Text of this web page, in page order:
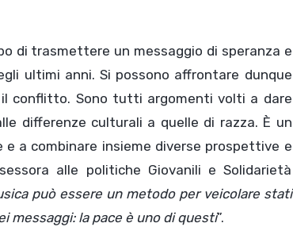
di trasmettere un messaggio di speranza e
ultimi anni. Si possono affrontare dunque
il conflitto. Sono tutti argomenti volti a dare
differenze culturali a quelle di razza. È un
a combinare insieme diverse prospettive e
alle politiche Giovanili e Solidarietà
può essere un metodo per veicolare stati
messaggi: la pace è uno di questi”.